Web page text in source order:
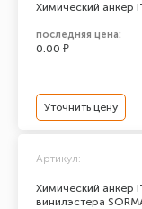
Химический анкер
последняя цена:
0.00 ₽
Уточнить цену
Химический анкер
винилэстера
Артикул: -